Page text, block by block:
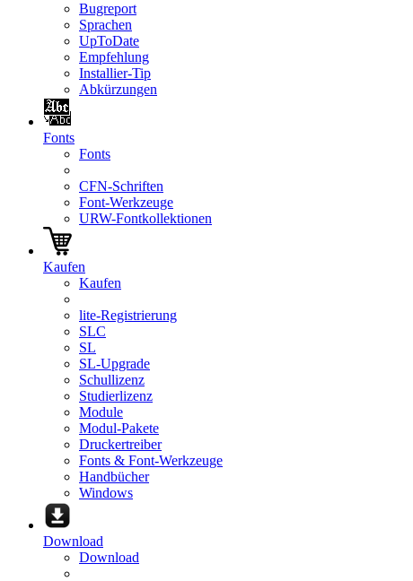
Bugreport
Sprachen
UpToDate
Empfehlung
Installier-Tip
Abkürzungen
Fonts
Fonts
CFN-Schriften
Font-Werkzeuge
URW-Fontkollektionen
Kaufen
Kaufen
lite-Registrierung
SLC
SL
SL-Upgrade
Schullizenz
Studierlizenz
Module
Modul-Pakete
Druckertreiber
Fonts & Font-Werkzeuge
Handbücher
Windows
Download
Download